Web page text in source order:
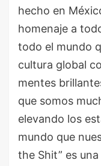
hecho en
homenaje a
todo el mundo
cultura global
mentes
que somos
elevando los
mundo que
the Shit” es